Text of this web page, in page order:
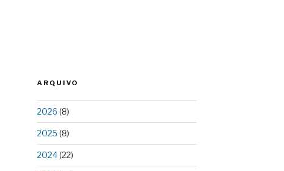
ARQUIVO
2026 (8)
2025 (8)
2024(22)